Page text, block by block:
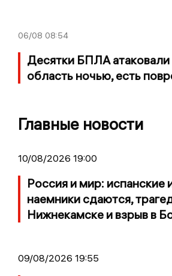
06/08 08:54
Десятки БПЛА
область ночью, есть
Главные новости
10/08/2026 19:00
Россия и мир: испанские
наемники сдаются,
Нижнекамске и взрыв в
09/08/2026 19:55